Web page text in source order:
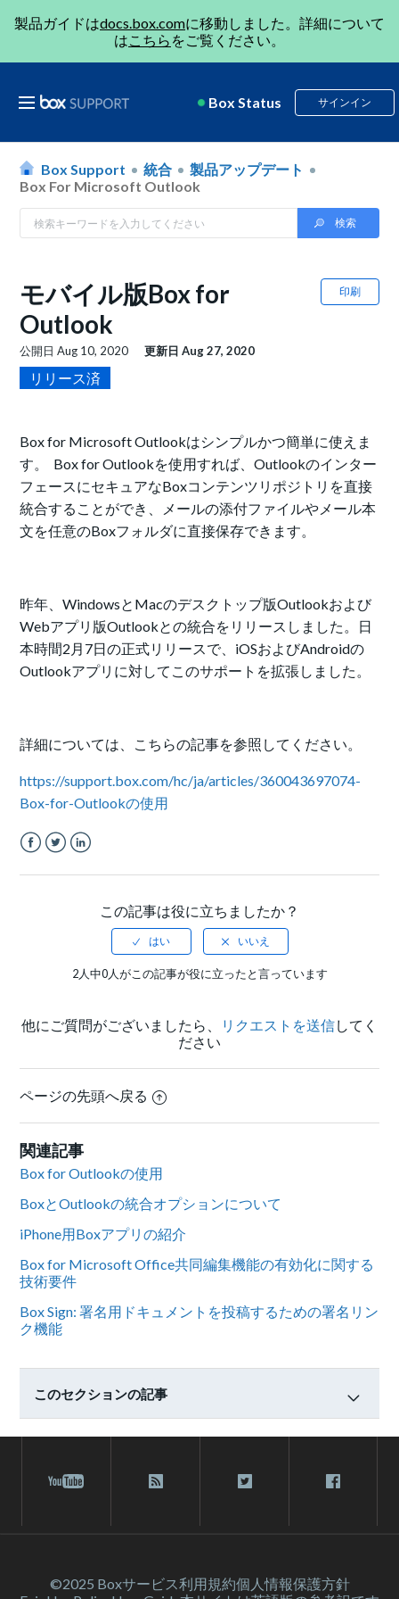
製品ガイドはdocs.box.comに移動しました。詳細について
はこちら をご覧ください。
Box Status サインイン
Box Support 統合
製品アップデート
Box For Microsoft Outlook
印刷
モバイル版Box for
Outlook
公開日Aug 10, 2020 更新日Aug 27, 2020
リリース済
Box for Microsoft Outlookはシンプルかつ簡単に使えま
す。 Box for Outlookを使用すれば、Outlookのインター
フェースにセキュアなBoxコンテンツリポジトリを直接
統合することができ、メールの添付ファイルやメール本
文を任意のBoxフォルダに直接保存できます。
昨年、WindowsとMacのデスクトップ版Outlookおよび
Webアプリ版Outlookとの統合をリリースしました。日
本時間2月7日の正式リリースで、iOSおよびAndroidの
Outlookアプリに対してこのサポートを拡張しました。
詳細については、こちらの記事を参照してください。
https://support.box.com/hc/ja/articles/360043697074-
Box-for-Outlookの使用
この記事は役に立ちましたか？
2人中0人がこの記事が役に立ったと言っています
他にご質問がございましたら、 リクエストを送信してく
ださい
ページの先頭へ戻る
関連記事
Box for Outlookの使用
BoxとOutlookの統合オプションについて
iPhone用Boxアプリの紹介
Box for Microsoft Office共同編集機能の有効化に関する
技術要件
Box Sign: 署名用ドキュメントを投稿するための署名リン
ク機能
このセクションの記事
©2025 Boxサービス利⽤規約個人情報保護方針